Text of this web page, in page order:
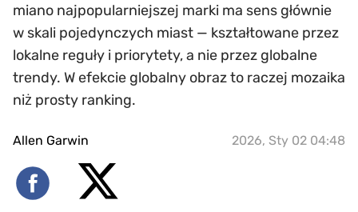
miano najpopularniejszej marki ma sens głównie
w skali pojedynczych miast — kształtowane przez
lokalne reguły i priorytety, a nie przez globalne
trendy. W efekcie globalny obraz to raczej mozaika
niż prosty ranking.
Allen Garwin 2026, Sty 02 04:48